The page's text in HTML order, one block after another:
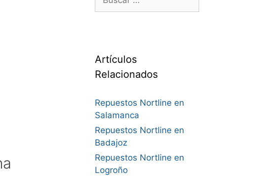
Artículos
Relacionados
Repuestos Nortline en
Salamanca
Repuestos Nortline en
Badajoz
Repuestos Nortline en
Logroño